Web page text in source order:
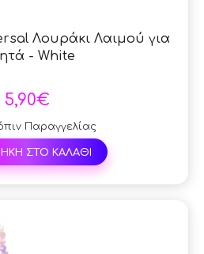
Λουράκι Λαιμού για
- White
5,90€
Παραγγελίας
ΣΤΟ ΚΑΛΑΘΙ